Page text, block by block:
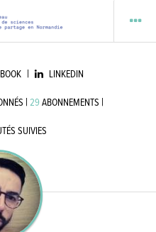
| LINKEDIN
| 29ABONNEMENTS |
SUIVIES